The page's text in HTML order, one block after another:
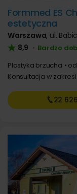
Formmed ES
estetyczna
Warszawa, ul.
8,9 • Bardzo
Plastyka brzucha od
Konsultacja w
22 626